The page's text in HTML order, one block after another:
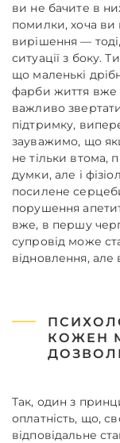
ви не бачите в
помилки, хоча ви
вирішення —
ситуації з боку.
що маленькі
фарби життя вже
важливо
підтримку,
зауважимо, що
не тільки втома,
думки, але і
посилене
порушення
вже, в першу
супровід може
відновлення, але
КОЖЕН
Так, один з
оплатність, що,
відповідальне